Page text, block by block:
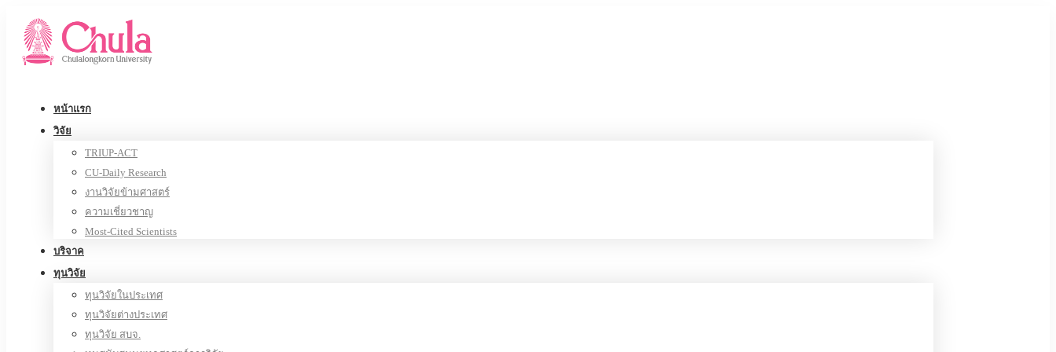
หน้าแรก
วิจัย
TRIUP-ACT
CU-Daily Research
งานวิจัยข้ามศาสตร์
ความเชี่ยวชาญ
Most-Cited Scientists
บริจาค
ทุนวิจัย
ทุนวิจัยในประเทศ
ทุนวิจัยต่างประเทศ
ทุนวิจัย สบจ.